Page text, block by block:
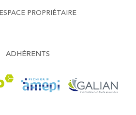
ESPACE PROPRIÉTAIRE
ADHÉRENTS